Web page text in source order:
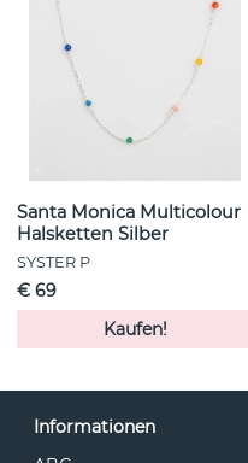
Santa Monica Multicolour
Halsketten Silber
SYSTER P
€ 69
Kaufen!
Informationen